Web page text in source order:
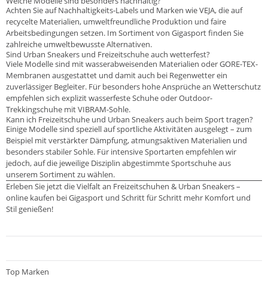
Achten Sie auf Nachhaltigkeits-Labels und Marken wie VEJA, die auf
recycelte Materialien, umweltfreundliche Produktion und faire
Arbeitsbedingungen setzen. Im Sortiment von Gigasport finden Sie
zahlreiche umweltbewusste Alternativen.
Sind Urban Sneakers und Freizeitschuhe auch wetterfest?
Viele Modelle sind mit wasserabweisenden Materialien oder GORE-TEX-
Membranen ausgestattet und damit auch bei Regenwetter ein
zuverlässiger Begleiter. Für besonders hohe Ansprüche an Wetterschutz
empfehlen sich explizit wasserfeste Schuhe oder Outdoor-
Trekkingschuhe mit VIBRAM-Sohle.
Kann ich Freizeitschuhe und Urban Sneakers auch beim Sport tragen?
Einige Modelle sind speziell auf sportliche Aktivitäten ausgelegt – zum
Beispiel mit verstärkter Dämpfung, atmungsaktiven Materialien und
besonders stabiler Sohle. Für intensive Sportarten empfehlen wir
jedoch, auf die jeweilige Disziplin abgestimmte Sportschuhe aus
unserem Sortiment zu wählen.
Erleben Sie jetzt die Vielfalt an Freizeitschuhen & Urban Sneakers –
online kaufen bei Gigasport und Schritt für Schritt mehr Komfort und
Stil genießen!
Top Marken